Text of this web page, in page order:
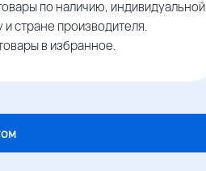
по наличию, индивидуальной
стране производителя.
в избранное.